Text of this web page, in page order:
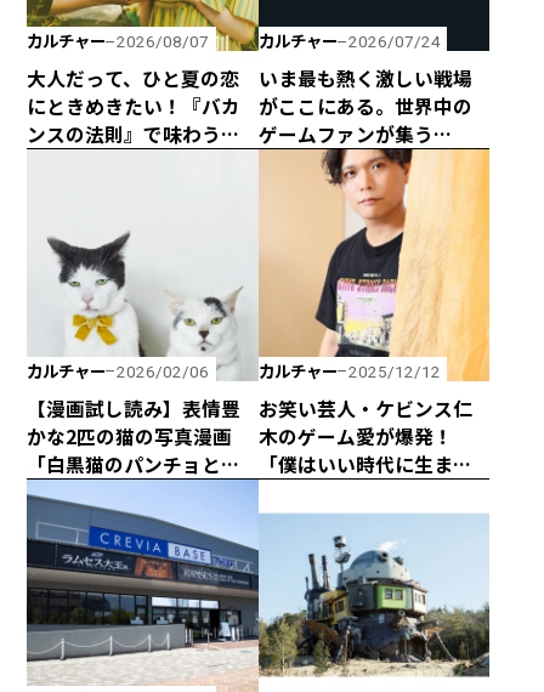
カルチャー 2026/08/07
大人だって、ひと夏の恋
にときめきたい！『バカ
ンスの法則』で味わう夏
カルチャー 2026/07/24
いま最も熱く激しい戦場
がここにある。世界中の
ゲームファンが集う
『VALORANT』の世界に
カルチャー 2026/02/06
【漫画試し読み】表情豊
かな2匹の猫の写真漫画
「白黒猫のパンチョとガ
バチョ」！
カルチャー 2025/12/12
お笑い芸人・ケビンス仁
木のゲーム愛が爆発！
「僕はいい時代に生まれ